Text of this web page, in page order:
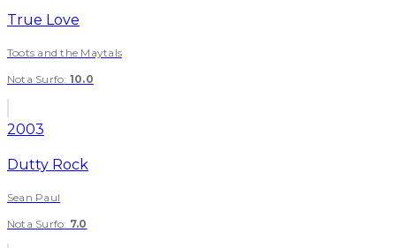
True Love
Toots and the Maytals
Nota Surfo: 10.0
2003
Dutty Rock
Sean Paul
Nota Surfo: 7.0